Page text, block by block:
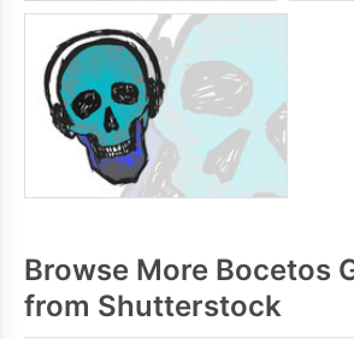
Browse More Bocetos
from Shutterstock